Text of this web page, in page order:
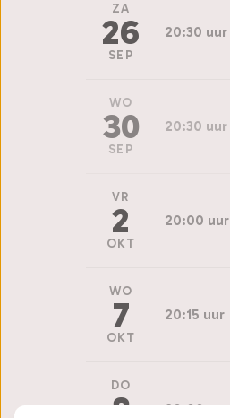
ZA
26
SEP
20:30 uur
WO
30
SEP
20:30 uur
VR
2
OKT
20:00 uur
WO
7
OKT
20:15 uur
DO
8 20:00 uur